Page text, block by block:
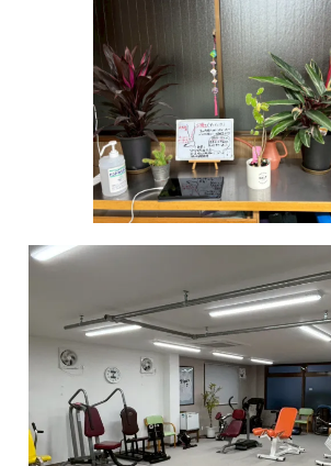
採用情報
サイトマップ